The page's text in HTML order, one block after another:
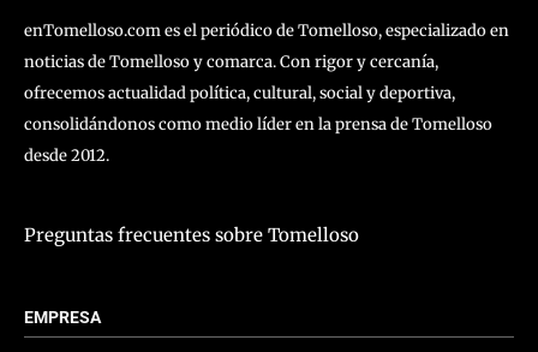
enTomelloso.com es el periódico de Tomelloso, especializado en
noticias de Tomelloso y comarca. Con rigor y cercanía,
ofrecemos actualidad política, cultural, social y deportiva,
consolidándonos como medio líder en la prensa de Tomelloso
desde 2012.
Preguntas frecuentes sobre Tomelloso
EMPRESA